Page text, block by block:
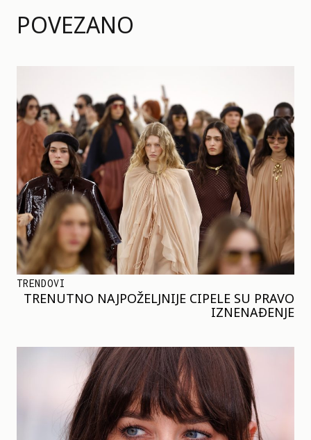
POVEZANO
TRENDOVI
TRENUTNO NAJPOŽELJNIJE CIPELE SU PRAVO
IZNENAĐENJE